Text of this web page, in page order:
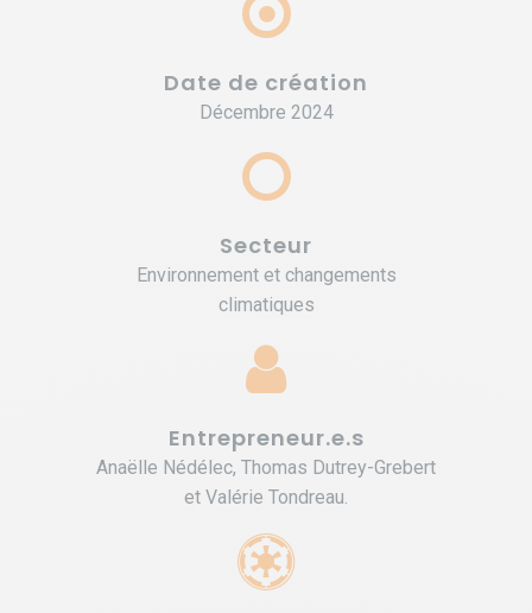
Date de création
Décembre 2024
Secteur
Environnement et changements
climatiques
Entrepreneur.e.s
Anaëlle Nédélec, Thomas Dutrey-Grebert
et Valérie Tondreau.